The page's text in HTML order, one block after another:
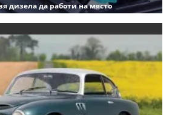
дизела да работи на място